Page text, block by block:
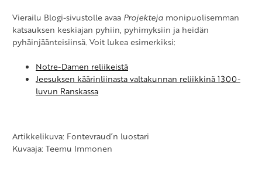
Vierailu Blogi-sivustolle avaa Projekteja monipuolisemman
katsauksen keskiajan pyhiin, pyhimyksiin ja heidän
pyhäinjäänteisiinsä. Voit lukea esimerkiksi:
Notre-Damen reliikeistä
Jeesuksen käärinliinasta valtakunnan reliikkinä 1300-
luvun Ranskassa
Artikkelikuva: Fontevraud’n luostari
Kuvaaja: Teemu Immonen